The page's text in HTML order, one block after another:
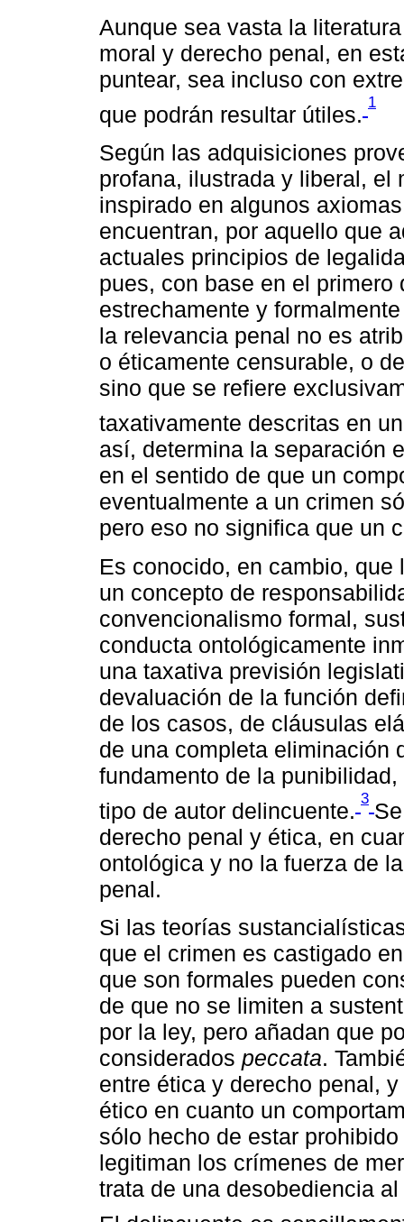
Aunque sea vasta la
moral y derecho penal, en
puntear, sea incluso con
que podrán resultar útiles.
1
Según las adquisiciones
profana, ilustrada y liberal, el
inspirado en algunos
encuentran, por aquello que
actuales principios de
pues, con base en el
estrechamente y
la relevancia penal no es
o éticamente censurable, o
sino que se refiere
taxativamente descritas en
así, determina la separación
en el sentido de que un
eventualmente a un crimen
pero eso no significa que un
Es conocido, en cambio,
un concepto de
convencionalismo formal,
conducta ontológicamente
una taxativa previsión
devaluación de la función
de los casos, de cláusulas
de una completa eliminación
fundamento de la
tipo de autor delincuente.
3
derecho penal y ética, en
ontológica y no la fuerza de
penal.
Si las teorías
que el crimen es castigado
que son formales pueden
de que no se limiten a
por la ley, pero añadan que
considerados peccata.
entre ética y derecho penal,
ético en cuanto un
sólo hecho de estar
legitiman los crímenes de
trata de una desobediencia